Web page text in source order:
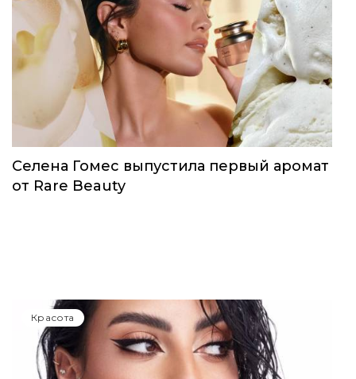
Селена Гомес выпустила первый аромат
от Rare Beauty
Красота